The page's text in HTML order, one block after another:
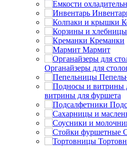
Креманки
Мармит
Органайзеры для
витрины для фуршета